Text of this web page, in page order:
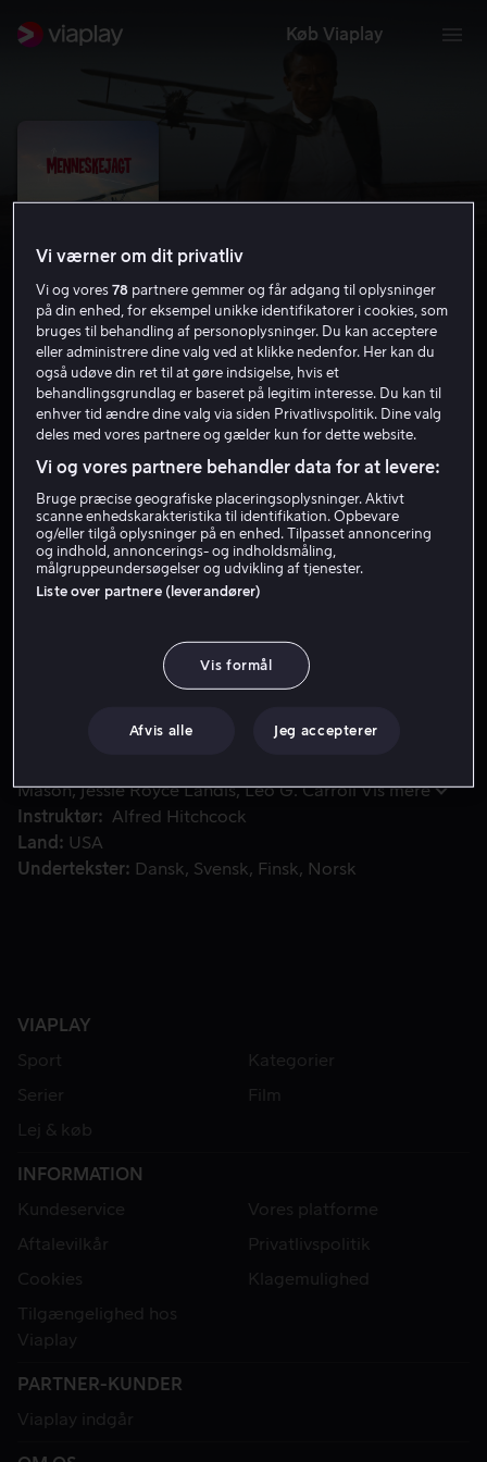
Køb Viaplay
Menneskejagt
8.3 Action Eventyr 1959 2 t. 10 min
PG
Lej 49 kr
Køb 99 kr
Da den midaldrende reklamemand, Roger O. Thornhill,
Da den midaldrende reklamemand, Roger O. Thornhill,
bliver forvekslet med en hemmelig agent, ryger han ud i
Mason Jessie Royce Landis Leo G. Carroll Vis mere
Instruktør
Alfred Hitchcock
Land
USA
Undertekster
Dansk Svensk Finsk Norsk
VIAPLAY
Sport
Kategorier
Serier
Film
Lej & køb
INFORMATION
Kundeservice
Vores platforme
Aftalevilkår
Privatlivspolitik
Cookies
Klagemulighed
Tilgængelighed hos
Viaplay
PARTNER-KUNDER
Viaplay indgår
Vi værner om dit privatliv
Vi og vores78 partnere gemmer og får adgang til oplysninger
på din enhed, for eksempel unikke identifikatorer i cookies, som
bruges til behandling af personoplysninger. Du kan acceptere
eller administrere dine valg ved at klikke nedenfor. Her kan du
også udøve din ret til at gøre indsigelse, hvis et
behandlingsgrundlag er baseret på legitim interesse. Du kan til
enhver tid ændre dine valg via siden Privatlivspolitik. Dine valg
deles med vores partnere og gælder kun for dette website.
Vi og vores partnere behandler data for at levere:
Bruge præcise geografiske placeringsoplysninger. Aktivt
scanne enhedskarakteristika til identifikation. Opbevare
og/eller tilgå oplysninger på en enhed. Tilpasset annoncering
og indhold, annoncerings- og indholdsmåling,
målgruppeundersøgelser og udvikling af tjenester.
Liste over partnere (leverandører)
Vis formål
Afvis alle Jeg accepterer